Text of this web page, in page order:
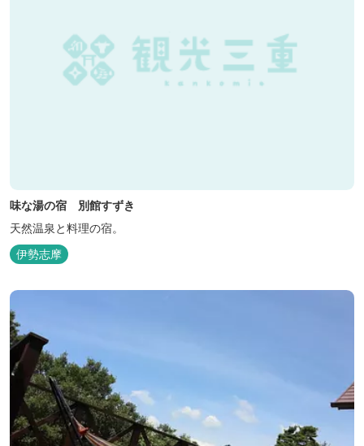
味な湯の宿 別館すずき
天然温泉と料理の宿。
伊勢志摩